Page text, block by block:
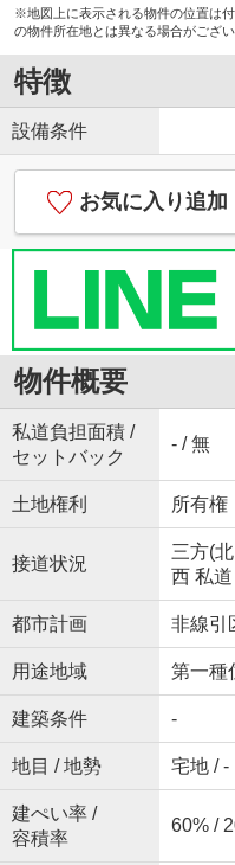
※地図上に表示される物件の位置は
の物件所在地とは異なる場合がござい
特徴
設備条件
お気に入り追加
物件概要
私道負担面積 /
セットバック
- / 無
土地権利 所有権
接道状況
三方(
西 私
都市計画 非線引
用途地域 第一種
建築条件 -
地目 / 地勢 宅地 / -
建ぺい率 /
容積率
60% /